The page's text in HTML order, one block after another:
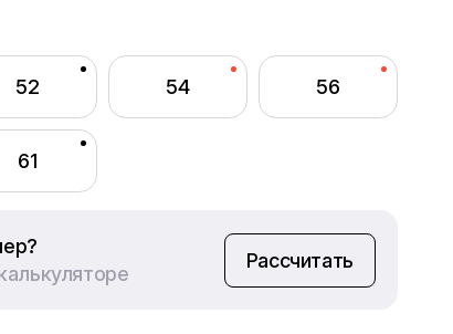
52 54 56
61
Рассчитать